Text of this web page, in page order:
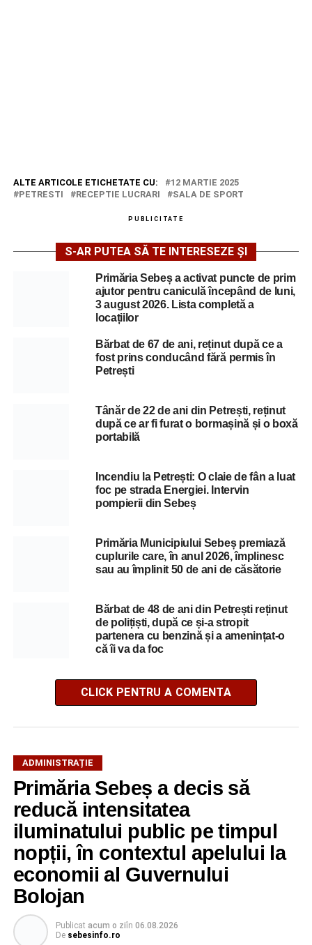
ALTE ARTICOLE ETICHETATE CU:
12 MARTIE 2025
PETRESTI
RECEPTIE LUCRARI SALA DE SPORT
PUBLICITATE
S-AR PUTEA SĂ TE INTERESEZE ȘI
Primăria Sebeș a activat puncte de prim
ajutor pentru caniculă începând de luni,
3 august 2026. Lista completă a
locațiilor
Bărbat de 67 de ani, reținut după ce a
fost prins conducând fără permis în
Petrești
Tânăr de 22 de ani din Petrești, reținut
după ce ar fi furat o bormașină și o boxă
portabilă
Incendiu la Petrești: O claie de fân a luat
foc pe strada Energiei. Intervin
pompierii din Sebeș
Primăria Municipiului Sebeș premiază
cuplurile care, în anul 2026, împlinesc
sau au împlinit 50 de ani de căsătorie
Bărbat de 48 de ani din Petrești reținut
de polițiști, după ce și-a stropit
partenera cu benzină și a amenințat-o
că îi va da foc
CLICK PENTRU A COMENTA
ADMINISTRAȚIE
Primăria Sebeș a decis să
reducă intensitatea
iluminatului public pe timpul
nopții, în contextul apelului la
economii al Guvernului
Bolojan
Publicat acum o ziîn 06.08.2026
De sebesinfo.ro